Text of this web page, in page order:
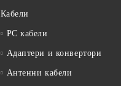
Кабели
PC кабели
Адаптери и конвертори
Антенни кабели